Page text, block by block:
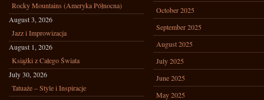
Rocky Mountains (Ameryka Północna)
August 3, 2026
Jazz i Improwizacja
August 1, 2026
Książki z Całego Świata
July 30, 2026
Tatuaże – Style i Inspiracje
October 2025
September 2025
August 2025
July 2025
June 2025
May 2025